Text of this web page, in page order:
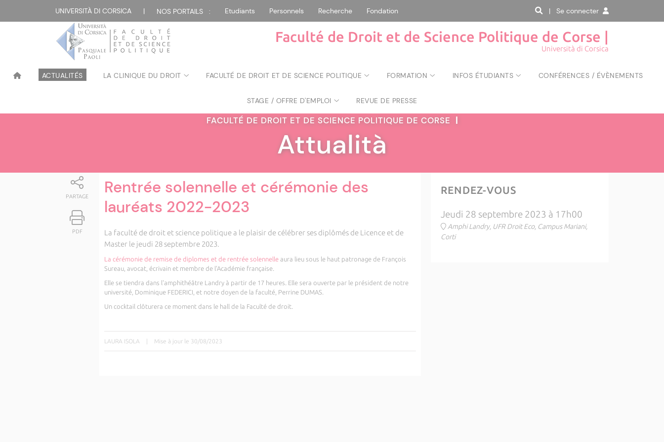
UNIVERSITÀ DI CORSICA | NOS PORTAILS : Etudiants Personnels Recherche Fondation | Se connecter
Faculté de Droit et de Science Politique de Corse |
Università di Corsica
ACTUALITÉS LA CLINIQUE DU DROIT FACULTÉ DE DROIT ET DE SCIENCE POLITIQUE FORMATION INFOS ÉTUDIANTS CONFÉRENCES / ÉVÈNEMENTS
STAGE / OFFRE D'EMPLOI REVUE DE PRESSE
FACULTÉ DE DROIT ET DE SCIENCE POLITIQUE DE CORSE |
Attualità
PARTAGE
PDF
Rentrée solennelle et cérémonie des
lauréats 2022-2023
La faculté de droit et science politique a le plaisir de célébrer ses diplômés de Licence et de
Master le jeudi 28 septembre 2023.
La cérémonie de remise de diplomes et de rentrée solennelleaura lieu sous le haut patronage de François
Sureau, avocat, écrivain et membre de l'Académie française.
Elle se tiendra dans l'amphithéâtre Landry à partir de 17 heures. Elle sera ouverte par le président de notre
université, Dominique FEDERICI, et notre doyen de la faculté, Perrine DUMAS.
Un cocktail clôturera ce moment dans le hall de la Faculté de droit.
LAURA ISOLA | Mise à jour le 30/08/2023
RENDEZ-VOUS
Jeudi 28 septembre 2023 à 17h00
Amphi Landry, UFR Droit Eco, Campus Mariani,
Corti